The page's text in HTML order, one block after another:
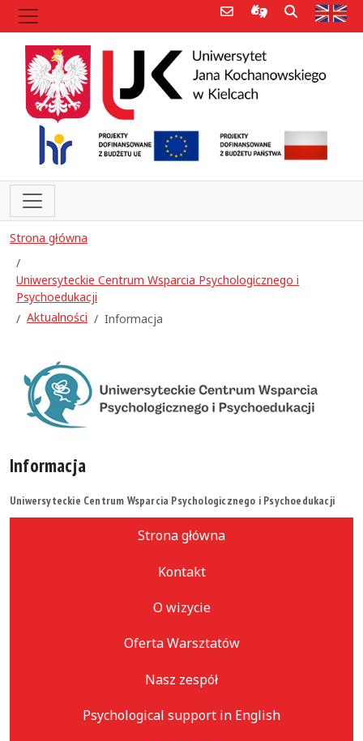
Poczta e-mailInformacje dla
Szukaj
Strona główna
Uniwersyteckie Centrum Wsparcia Psychologicznego i
Psychoedukacji
Aktualności
Informacja
Informacja
Uniwersyteckie Centrum Wsparcia Psychologicznego i Psychoedukacji
Strona główna
Kontakt
O wizycie
Oferta Warsztatów
Nasz zespół
Psychological support in English